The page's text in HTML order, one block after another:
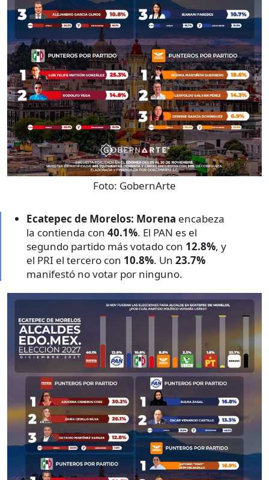
Foto: GobernArte
Ecatepec de Morelos: Morena encabeza
la contienda con 40.1%. El PAN es el
segundo partido más votado con 12.8%, y
el PRI el tercero con 10.8%. Un 23.7%
manifestó no votar por ninguno.